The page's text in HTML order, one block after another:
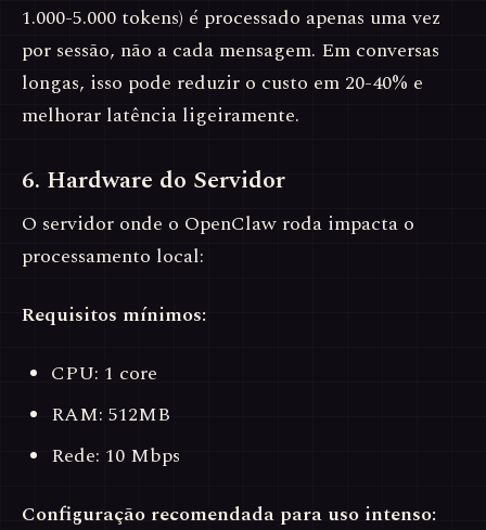
1.000-5.000 tokens) é processado apenas uma vez
por sessão, não a cada mensagem. Em conversas
longas, isso pode reduzir o custo em 20-40% e
melhorar latência ligeiramente.
6. Hardware do Servidor
O servidor onde o OpenClaw roda impacta o
processamento local:
Requisitos mínimos:
CPU: 1 core
RAM: 512MB
Rede: 10 Mbps
Configuração recomendada para uso intenso: